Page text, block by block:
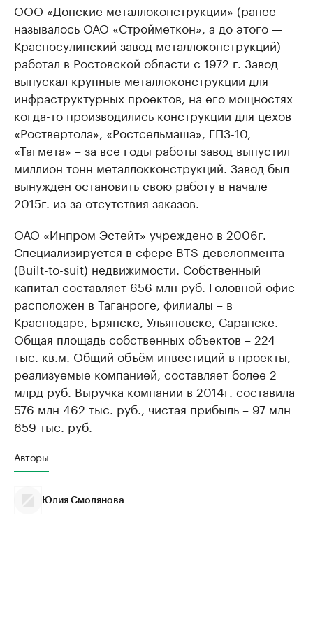
ООО «Донские металлоконструкции» (ранее
называлось ОАО «Стройметкон», а до этого —
Красносулинский завод металлоконструкций)
работал в Ростовской области с 1972 г. Завод
выпускал крупные металлоконструкции для
инфраструктурных проектов, на его мощностях
когда-то производились конструкции для цехов
«Роствертола», «Ростсельмаша», ГПЗ-10,
«Тагмета» – за все годы работы завод выпустил
миллион тонн металлокконструкций. Завод был
вынужден остановить свою работу в начале
2015г. из-за отсутствия заказов.
ОАО «Инпром Эстейт» учреждено в 2006г.
Специализируется в сфере BTS-девелопмента
(Built-to-suit) недвижимости. Собственный
капитал составляет 656 млн руб. Головной офис
расположен в Таганроге, филиалы – в
Краснодаре, Брянске, Ульяновске, Саранске.
Общая площадь собственных объектов – 224
тыс. кв.м. Общий объём инвестиций в проекты,
реализуемые компанией, составляет более 2
млрд руб. Выручка компании в 2014г. составила
576 млн 462 тыс. руб., чистая прибыль – 97 млн
659 тыс. руб.
Авторы
Юлия Смолянова